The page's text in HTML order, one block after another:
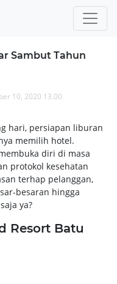
Sambut Tahun
10, 2020 13.00
hari, persiapan liburan
memilih hotel.
diri di masa
protokol kesehatan
terhap pelanggan,
besaran hingga
ya?
Resort Batu